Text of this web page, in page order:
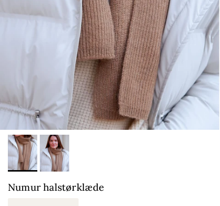
Numur halstørklæde